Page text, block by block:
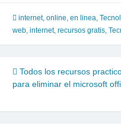
internet, online, en linea,
web, internet, recursos gratis,
Navegación
de
entradas
Todos los recursos
para eliminar el microsoft